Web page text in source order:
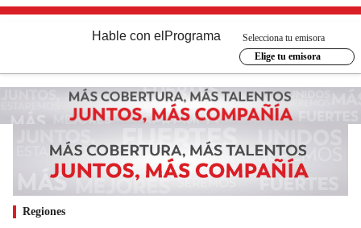
Hable con el Programa
Selecciona tu emisora
Elige tu emisora
Regiones